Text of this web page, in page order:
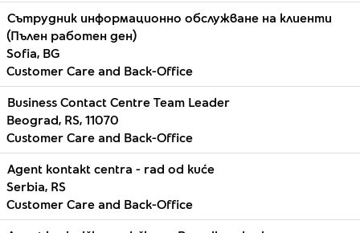
Сътрудник информационно обслужване на клиенти
(Пълен работен ден)
Sofia, BG
Customer Care and Back-Office
Business Contact Centre Team Leader
Beograd, RS, 11070
Customer Care and Back-Office
Agent kontakt centra - rad od kuće
Serbia, RS
Customer Care and Back-Office